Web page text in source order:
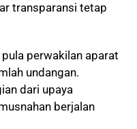
transparansi tetap
perwakilan aparat
undangan.
dari upaya
berjalan